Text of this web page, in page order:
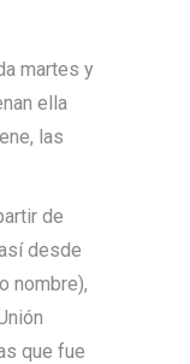
martes y
ella
las
de
desde
nombre),
que fue